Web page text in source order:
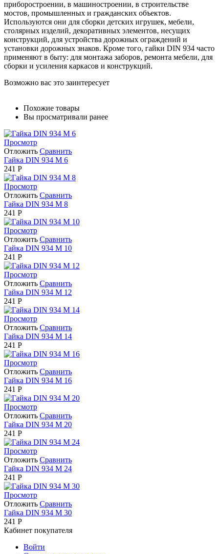
приборостроении, в машиностроении, в строительстве
мостов, промышленных и гражданских объектов.
Используются они для сборки детских игрушек, мебели,
столярных изделий, декоративных элементов, несущих
конструкций, для устройства дорожных ограждений и
установки дорожных знаков. Кроме того, гайки DIN 934 часто
применяют в быту: для монтажа заборов, ремонта мебели, для
сборки и усиления каркасов и конструкций.
Возможно вас это заинтересует
Похожие товары
Вы просматривали ранее
Просмотр
Отложить Сравнить
Гайка DIN 934 М 6
241 Р
Просмотр
Отложить Сравнить
Гайка DIN 934 М 8
241 Р
Просмотр
Отложить Сравнить
Гайка DIN 934 М 10
241 Р
Просмотр
Отложить Сравнить
Гайка DIN 934 М 12
241 Р
Просмотр
Отложить Сравнить
Гайка DIN 934 М 14
241 Р
Просмотр
Отложить Сравнить
Гайка DIN 934 М 16
241 Р
Просмотр
Отложить Сравнить
Гайка DIN 934 М 20
241 Р
Просмотр
Отложить Сравнить
Гайка DIN 934 М 24
241 Р
Просмотр
Отложить Сравнить
Гайка DIN 934 М 30
241 Р
Кабинет покупателя
Войти